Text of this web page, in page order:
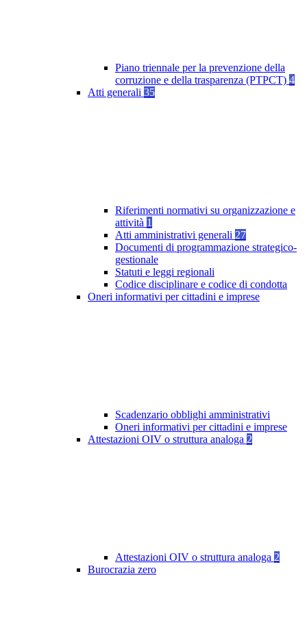
Piano triennale per la prevenzione della
corruzione e della trasparenza (PTPCT) 4
Atti generali 35
Riferimenti normativi su organizzazione e
attività 1
Atti amministrativi generali 27
Documenti di programmazione strategico-
gestionale
Statuti e leggi regionali
Codice disciplinare e codice di condotta
Oneri informativi per cittadini e imprese
Scadenzario obblighi amministrativi
Oneri informativi per cittadini e imprese
Attestazioni OIV o struttura analoga 2
Attestazioni OIV o struttura analoga 2
Burocrazia zero